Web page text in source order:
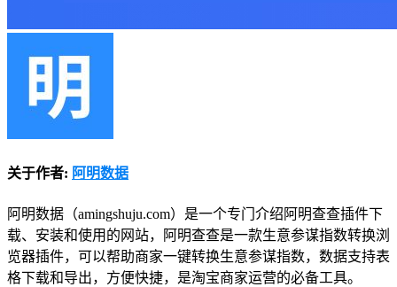
关于作者: 阿明数据
阿明数据（amingshuju.com）是一个专门介绍阿明查查插件下
载、安装和使用的网站，阿明查查是一款生意参谋指数转换浏
览器插件，可以帮助商家一键转换生意参谋指数，数据支持表
格下载和导出，方便快捷，是淘宝商家运营的必备工具。